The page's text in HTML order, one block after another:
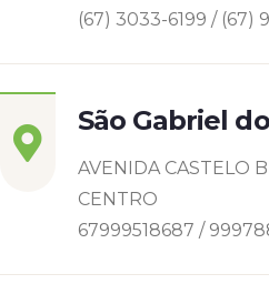
(67) 3033-6199 / (67)
São Gabriel
AVENIDA CASTELO
CENTRO
67999518687 /